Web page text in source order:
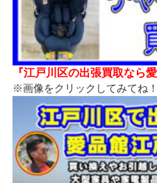
『江戸川区の出張買取なら
※画像をクリックしてみてね！